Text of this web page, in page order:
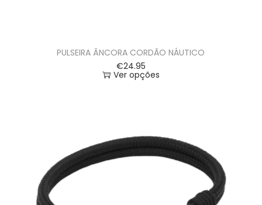
PULSEIRA ÂNCORA CORDÃO NÁUTICO
€24.95
Ver opções